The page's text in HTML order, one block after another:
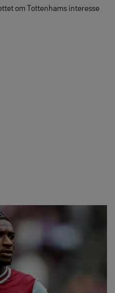
om Tottenhams interesse